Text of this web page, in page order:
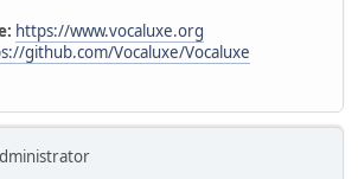
https://www.vocaluxe.org
github.com/Vocaluxe/Vocaluxe